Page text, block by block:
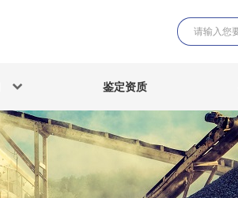
鉴定资质